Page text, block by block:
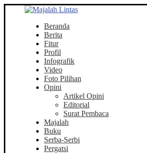
Beranda
Berita
Fitur
Profil
Infografik
Video
Foto Pilihan
Opini
Artikel Opini
Editorial
Surat Pembaca
Majalah
Buku
Serba-Serbi
Pergatsi